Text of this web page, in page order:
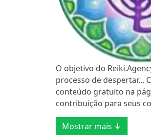
O objetivo do
processo de despertar...
conteúdo gratuito na
contribuição para seus
Mostrar mais ↓